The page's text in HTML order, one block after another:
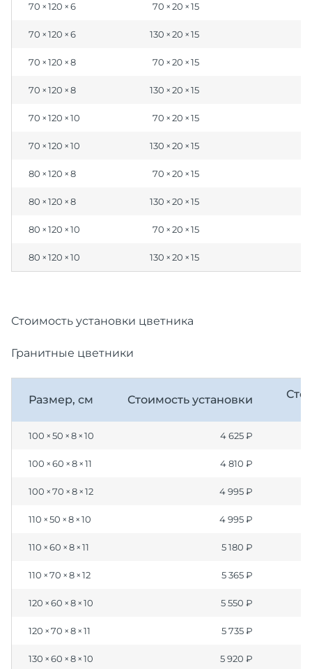
70 × 120 × 6 70 × 20 × 15
70 × 120 × 6 130 × 20 × 15
70 × 120 × 8 70 × 20 × 15
70 × 120 × 8 130 × 20 × 15
70 × 120 × 10 70 × 20 × 15
70 × 120 × 10 130 × 20 × 15
80 × 120 × 8 70 × 20 × 15
80 × 120 × 8 130 × 20 × 15
80 × 120 × 10 70 × 20 × 15
80 × 120 × 10 130 × 20 × 15
Стоимость установки цветника
Гранитные цветники
Размер, см Стоимость установки
100 × 50 × 8 × 10 4 625 ₽
100 × 60 × 8 × 11 4 810 ₽
100 × 70 × 8 × 12 4 995 ₽
110 × 50 × 8 × 10 4 995 ₽
110 × 60 × 8 × 11 5 180 ₽
110 × 70 × 8 × 12 5 365 ₽
120 × 60 × 8 × 10 5 550 ₽
120 × 70 × 8 × 11 5 735 ₽
130 × 60 × 8 × 10 5 920 ₽